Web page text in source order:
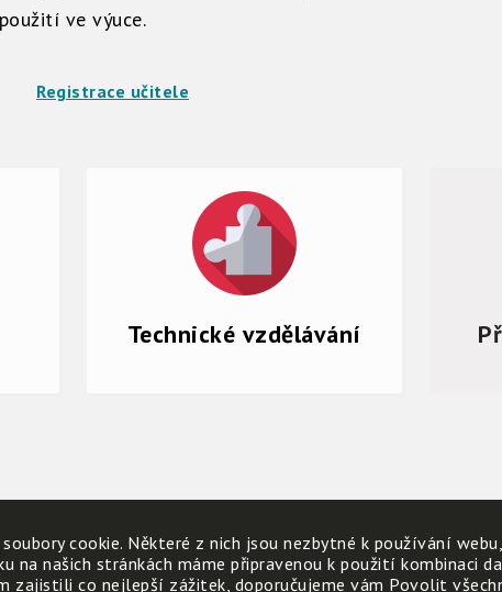
ve výuce.
Registrace učitele
Technické vzdělávání
cookie. Některé z nich jsou nezbytné k používání
na našich stránkách máme připravenou k použití kombinaci
zajistili co nejlepší zážitek, doporučujeme vám Povolit